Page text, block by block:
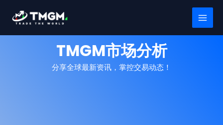
TMGM市场分析
分享全球最新资讯，掌控交易动态！